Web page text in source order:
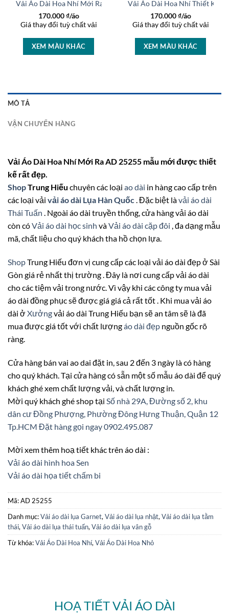
Vải Áo Dài Hoa Nhí Mới Ra AD 26810
170.000₫/áo
Giá thay đổi tuỳ chất vải
XEM MÀU KHÁC
Vải Áo Dài Hoa Nhí Thiết Kế
170.000₫/áo
Giá thay đổi tuỳ chất vải
XEM MÀU KHÁC
46004
MÔ TẢ
VẬN CHUYỂN HÀNG
Vải Áo Dài Hoa Nhí Mới Ra AD 25255 mẫu mới được thiết
kế rất đẹp.
ShopTrung Hiếu chuyên các loại ao dài in hàng cao cấp trên
các loại vải vải áo dài Lụa Hàn Quốc. Đặc biệt làvải áo dài
Thái Tuấn . Ngoài áo dài truyền thống, cửa hàng vải áo dài
còn cóVải áo dài học sinh vàVải áo dài cặp đôi , đa dạng mẫu
mã, chất liệu cho quý khách tha hồ chọn lựa.
ShopTrung Hiếu đơn vị cung cấp các loại vải áo dài đẹp ở Sài
Gòn giá rẻ nhất thị trường . Đây là nơi cung cấp vải áo dài
cho các tiệm vải trong nước. Vì vậy khi các công ty mua vải
áo dài đồng phục sẽ được giá giá cả rất tốt . Khi mua vải áo
dài ở Xưởngvải áo dài Trung Hiếu bạn sẽ an tâm sẽ là đã
mua được giá tốt với chất lượngáo dài đẹp nguồn gốc rõ
ràng.
Cửa hàng bán vai ao dai đặt in, sau 2 đến 3 ngày là có hàng
cho quý khách. Tại cửa hàng có sẵn một số mẫu áo dài để quý
khách ghé xem chất lượng vải, và chất lượng in.
Mời quý khách ghé shop tại Số nhà 29A, Đường số 2, khu
dân cư Đồng Phượng, Phường Đông Hưng Thuận, Quận 12
Tp.HCM Đặt hàng gọi ngay 0902.495.087
Mời xem thêm hoạ tiết khác trên áo dài :
Vải áo dài hình hoa Sen
Vải áo dài họa tiết chấm bi
Mã:AD 25255
Danh mục:Vải áo dài lụa Garnet,Vải áo dài lụa nhật,Vải áo dài lụa tằm
thái,Vải áo dài lụa thái tuấn,Vải áo dài lụa vân gỗ
Từ khóa:Vải Áo Dài Hoa Nhí,Vải Áo Dài Hoa Nhỏ
HOẠ TIẾT VẢI ÁO DÀI